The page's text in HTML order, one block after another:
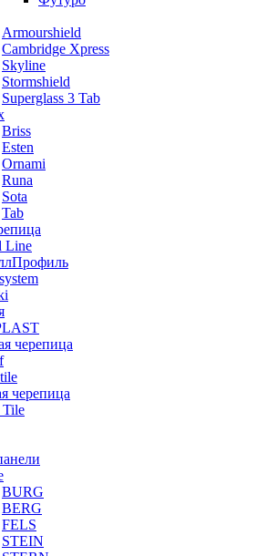
Armourshield
Cambridge Xpress
Skyline
Stormshield
Superglass 3 Tab
Briss
Esten
Ornami
Runa
Sota
Tab
Line
черепица
черепица
BURG
BERG
FELS
STEIN